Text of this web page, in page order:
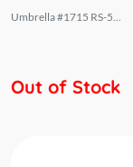
Umbrella #1715 RS-5...
Out of Stock